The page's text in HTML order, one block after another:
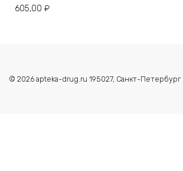
605,00 ₽
© 2026 apteka-drug.ru 195027, Санкт-Петербург